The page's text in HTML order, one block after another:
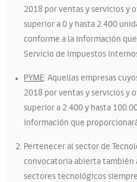
2018 por ventas y servicios y
superior a 0 y hasta 2.400
conforme a la información
Servicio de Impuestos
PYME: Aquellas empresas
2018 por ventas y servicios y
superior a 2.400 y hasta
información que
Pertenecer al sector de
convocatoria abierta también
sectores tecnológicos